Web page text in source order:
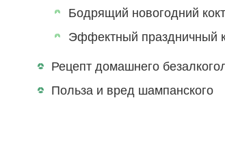
Бодрящий новогодний
Эффектный праздничный
Рецепт домашнего
Польза и вред шампанского